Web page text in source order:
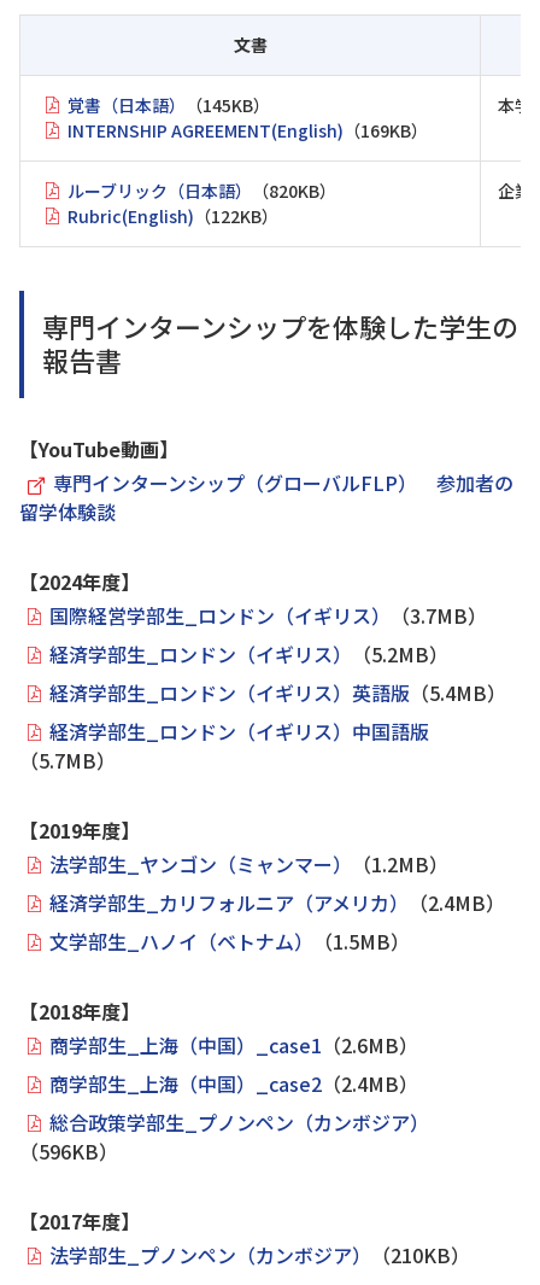
文書
覚書（日本語）
（145KB）
INTERNSHIP AGREEMENT(English) （169KB）
本学
ルーブリック（日本語）
（820KB）
Rubric(English) （122KB）
企業
専門インターンシップを体験した学生の
報告書
【YouTube動画】
専門インターンシップ（グローバルFLP） 参加者の
留学体験談
【2024年度】
国際経営学部生_ロンドン（イギリス）
（3.7MB）
経済学部生_ロンドン（イギリス）
（5.2MB）
経済学部生_ロンドン（イギリス）英語版 （5.4MB）
経済学部生_ロンドン（イギリス）中国語版
（5.7MB）
【2019年度】
法学部生_ヤンゴン（ミャンマー）
（1.2MB）
経済学部生_カリフォルニア（アメリカ）
（2.4MB）
文学部生_ハノイ（ベトナム）
（1.5MB）
【2018年度】
商学部生_上海（中国）_case1 （2.6MB）
商学部生_上海（中国）_case2 （2.4MB）
総合政策学部生_プノンペン（カンボジア）
（596KB）
【2017年度】
法学部生_プノンペン（カンボジア）
（210KB）